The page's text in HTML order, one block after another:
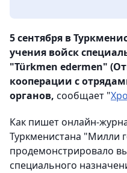
5 сентября в
учения войск
"Türkmen edermen"
кооперации с
органов, сообщает "
Как пишет онлайн-
Туркменистана "Милли
продемонстрировало
специального